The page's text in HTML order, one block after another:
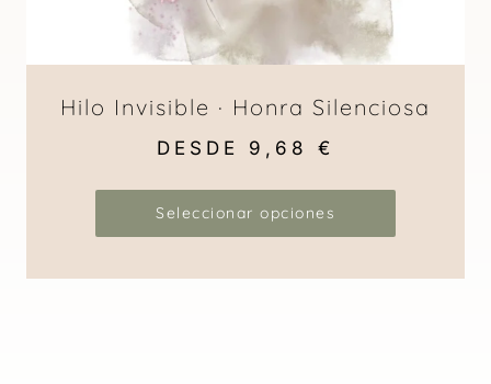
Hilo Invisible · Honra Silenciosa
DESDE 9,68 €
Seleccionar opciones